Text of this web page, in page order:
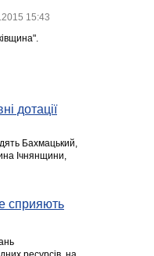
15:43
дотації
Бахмацький,
Ічнянщини,
сприяють